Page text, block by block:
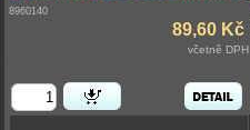
8960140
89,60 Kč
včetně DPH